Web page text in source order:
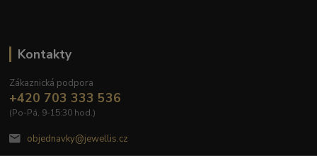
Kontakty
Zákaznická podpora
+420 703 333 536
(Po-Pá, 9-15:30 hod.)
objednavky@jewellis.cz